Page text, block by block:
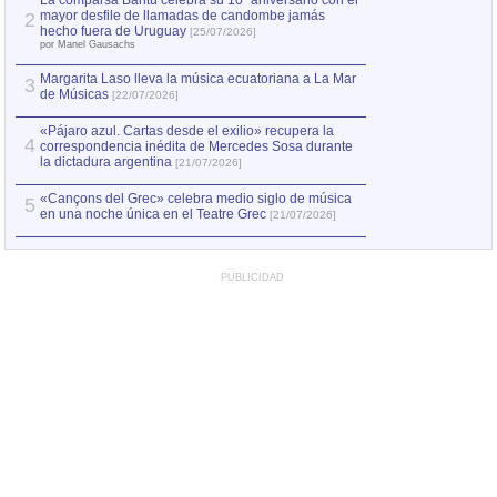
2 mayor desfile de llamadas de candombe jamás
hecho fuera de Uruguay [25/07/2026]
por Manel Gausachs
3 Margarita Laso lleva la música ecuatoriana a La Mar
de Músicas [22/07/2026]
4
«Pájaro azul. Cartas desde el exilio» recupera la
correspondencia inédita de Mercedes Sosa durante
la dictadura argentina [21/07/2026]
5 «Cançons del Grec» celebra medio siglo de música
en una noche única en el Teatre Grec [21/07/2026]
PUBLICIDAD